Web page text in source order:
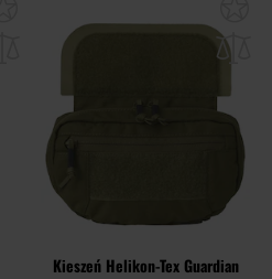
schowka
Kieszeń Helikon-Tex Guardian